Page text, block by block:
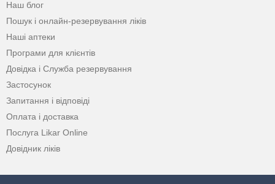
Наш блог
Пошук і онлайн-резервування ліків
Наші аптеки
Програми для клієнтів
Довідка і Служба резервування
Застосунок
Запитання і відповіді
Оплата і доставка
Послуга Likar Online
Довідник ліків